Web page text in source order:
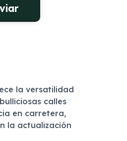
la versatilidad
calles
en carretera,
la actualización